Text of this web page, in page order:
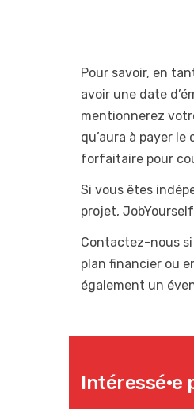
Pour savoir, en
avoir une date
mentionnerez
qu’aura à payer
forfaitaire pour
Si vous êtes
projet,
Contactez-nous
plan financier ou
également un
Intéressé·e